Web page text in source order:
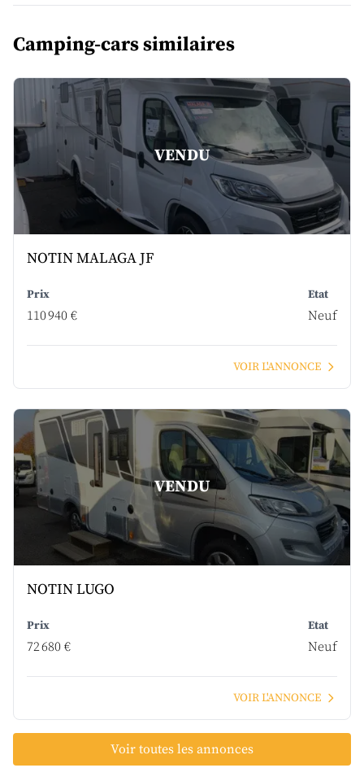
Camping-cars similaires
VENDU
NOTIN MALAGA JF
Prix
110 940 €
Etat
Neuf
VOIR L'ANNONCE
VENDU
NOTIN LUGO
Prix
72 680 €
Etat
Neuf
VOIR L'ANNONCE
Voir toutes les annonces